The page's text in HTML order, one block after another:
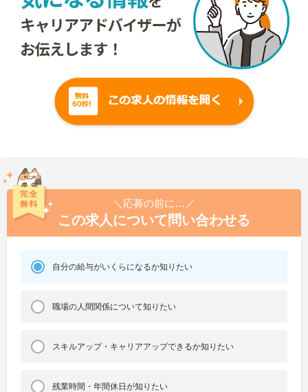
＼応募の前に…／
この求人について問い合わせる
自分の給与がいくらになるか知りたい
職場の人間関係について知りたい
スキルアップ・キャリアアップできるか知りたい
残業時間・年間休日が知りたい